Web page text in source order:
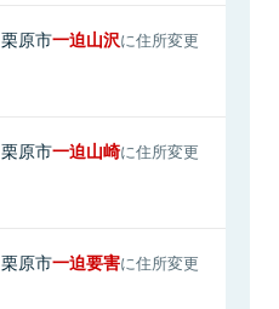
栗原市一迫山沢に住所変更
栗原市一迫山崎に住所変更
栗原市一迫要害に住所変更